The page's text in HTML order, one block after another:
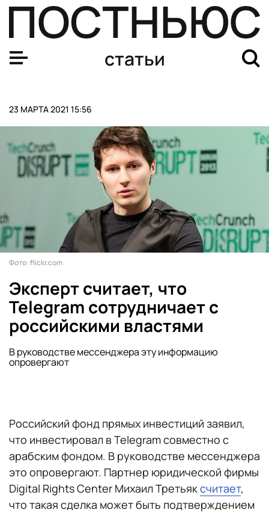
статьи
23 МАРТА 2021 15:56
Фото: flickr.com
Эксперт считает, что
Telegram сотрудничает с
российскими властями
В руководстве мессенджера эту информацию
опровергают
Российский фонд прямых инвестиций заявил,
что инвестировал в Telegram совместно с
арабским фондом. В руководстве мессенджера
это опровергают. Партнер юридической фирмы
Digital Rights Center Михаил Третьяксчитает,
что такая сделка может быть подтверждением
Группа «Пасош» объявила о приостановке